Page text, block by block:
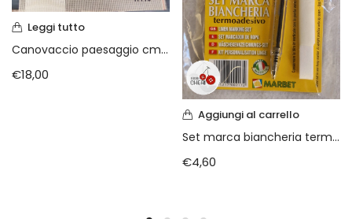
Leggi tutto
Canovaccio paesaggio cm 30 x 30
€18,00
Aggiungi al carrello
Set marca biancheria termo adesivo
€4,60